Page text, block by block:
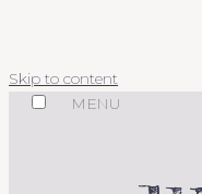
Skip to content
MENU